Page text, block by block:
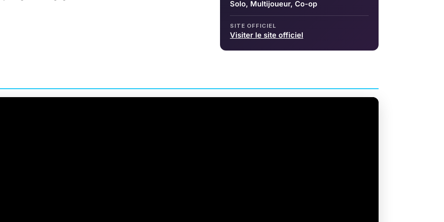
Solo, Multijoueur, Co-op
SITE OFFICIEL
Visiter le site officiel